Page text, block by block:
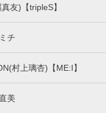
友)【tripleS】
チ
村上璃杏)【ME:I】
美